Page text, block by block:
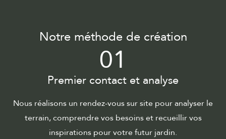
Notre méthode de création
01
Premier contact et analyse
Nous réalisons un rendez-vous sur site pour analyser le
terrain, comprendre vos besoins et recueillir vos
inspirations pour votre futur jardin.